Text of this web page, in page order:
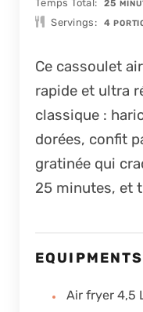
Temps Total 25
Servings 4
Ce cassoulet
rapide et ultra
classique :
dorées, confit
gratinée qui
25 minutes, et
EQUIPMENTS
Air fryer 4,5